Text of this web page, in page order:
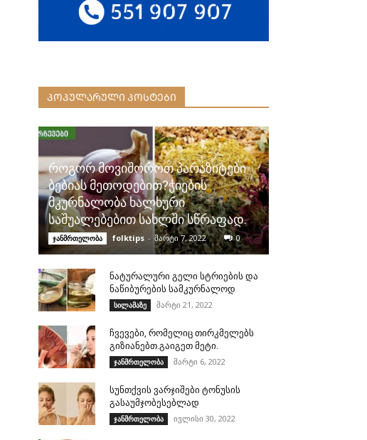
ᲞᲝᲞᲣᲚᲐᲠᲣᲚᲘ ᲞᲝᲡᲢᲔᲑᲘ
როგორ მოვიშოროთ პარაზიტები
ბებიას მეთოდებით?ჭიების
მკურნალობა ხალხური
საშუალებებით სახლში სწრაფად.
ჯანმრთელობა folktips - მარტი 7, 2022 0
ნატურალური გელი სტრიების და
ნაწიბურების სამკურნალოდ
სილამაზე მარტი 21, 2022
ჩვევები, რომელიც თირკმელებს
გიზიანებთ.გაიგეთ მეტი.
ჯანმრთელობა მარტი 6, 2022
სუნთქვის ვარჯიშები ტონუსის
გასაუმჯობესებლად
ჯანმრთელობა ივლისი 30, 2022